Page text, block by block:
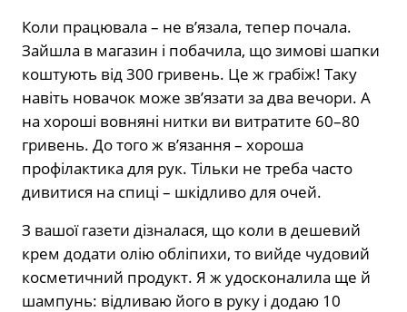
Коли працювала – не в’язала, тепер почала.
Зайшла в магазин і побачила, що зимові шапки
коштують від 300 гривень. Це ж грабіж! Таку
навіть новачок може зв’язати за два вечори. А
на хороші вовняні нитки ви витратите 60–80
гривень. До того ж в’язання – хороша
профілактика для рук. Тільки не треба часто
дивитися на спиці – шкідливо для очей.
З вашої газети дізналася, що коли в дешевий
крем додати олію обліпихи, то вийде чудовий
косметичний продукт. Я ж удосконалила ще й
шампунь: відливаю його в руку і додаю 10